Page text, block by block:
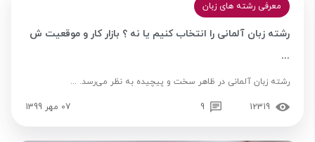
معرفی رشته های زبان
رشته زبان آلمانی را انتخاب کنیم یا نه ؟ بازار کار و موقعیت ش
...
رشته زبان آلمانی در ظاهر سخت و پیچیده به نظر می‌رسد. ...
12319
9 07 مهر 1399